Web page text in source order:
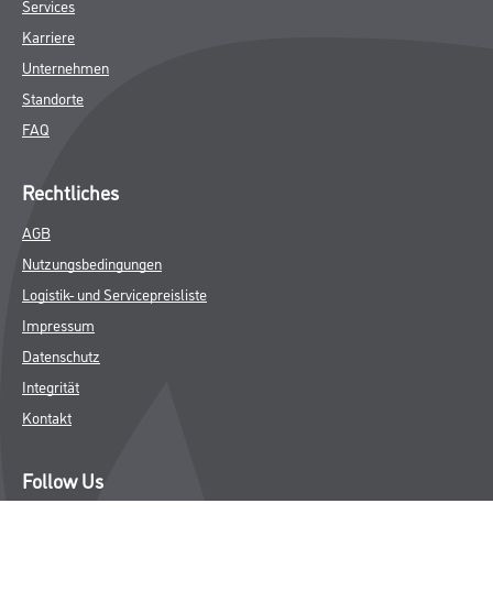
Services
Karriere
Unternehmen
Standorte
FAQ
Rechtliches
AGB
Nutzungsbedingungen
Logistik- und Servicepreisliste
Impressum
Datenschutz
Integrität
Kontakt
Follow Us